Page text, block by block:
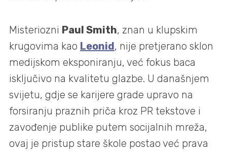
Misteriozni Paul Smith, znan u klupskim
krugovima kao Leonid, nije pretjerano sklon
medijskom eksponiranju, već fokus baca
isključivo na kvalitetu glazbe. U današnjem
svijetu, gdje se karijere grade upravo na
forsiranju praznih priča kroz PR tekstove i
zavođenje publike putem socijalnih mreža,
ovaj je pristup stare škole postao već prava